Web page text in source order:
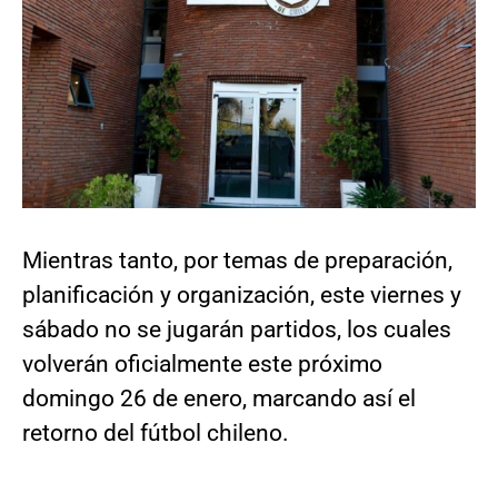
Mientras tanto, por temas de preparación,
planificación y organización, este viernes y
sábado no se jugarán partidos, los cuales
volverán oficialmente este próximo
domingo 26 de enero, marcando así el
retorno del fútbol chileno.